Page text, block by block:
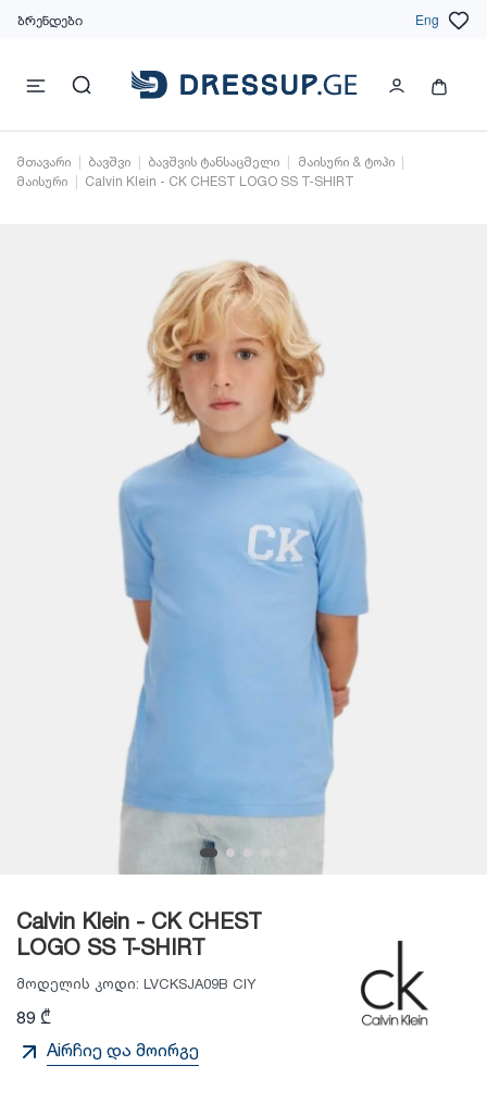
ბრენდები Eng
მთავარი ბავშვი ბავშვის ტანსაცმელი
მაისური & ტოპი
მაისური
Calvin Klein - CK CHEST LOGO SS T-SHIRT
Calvin Klein - CK CHEST
LOGO SS T-SHIRT
მოდელის კოდი: LVCKSJA09B CIY
89 ₾
Aiრჩიე და მოირგე